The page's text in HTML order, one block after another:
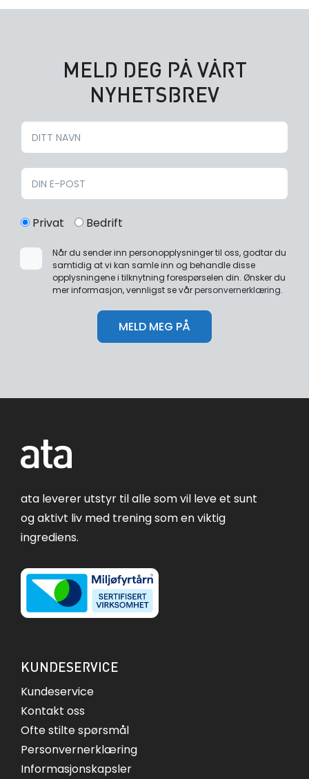
MELD DEG PÅ VÅRT
NYHETSBREV
Privat Bedrift
Når du sender inn personopplysninger til oss, godtar du
samtidig at vi kan samle inn og behandle disse
opplysningene i tilknytning forespørselen din. Ønsker du
mer informasjon, vennligst se vårpersonvernerklæring.
ata leverer utstyr til alle som vil leve et sunt
og aktivt liv med trening som en viktig
ingrediens.
KUNDESERVICE
Kundeservice
Kontakt oss
Ofte stilte spørsmål
Personvernerklæring
Informasjonskapsler